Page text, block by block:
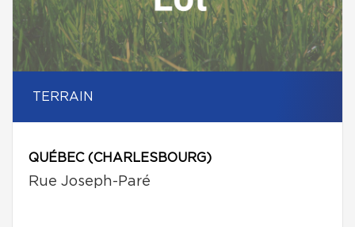
TERRAIN
QUÉBEC (CHARLESBOURG)
Rue Joseph-Paré